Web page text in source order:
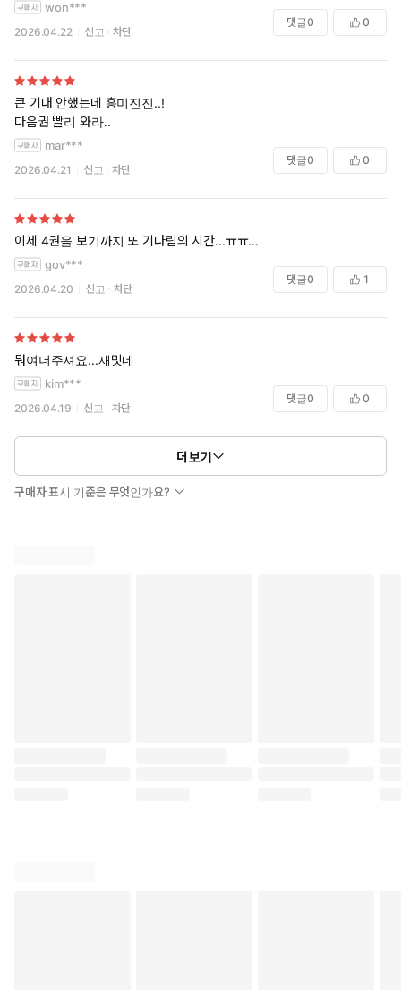
won***
2026.04.22 신고 차단
댓글0 0
큰 기대 안했는데 흥미진진..!
다음권 빨리 와라..
mar***
2026.04.21 신고 차단
댓글0 0
이제 4권을 보기까지 또 기다림의 시간...ㅠㅠ...
gov***
2026.04.20 신고 차단
댓글0 1
뭐여더주셔요...재밋네
kim***
2026.04.19 신고 차단
댓글0 0
더보기
구매자 표시 기준은 무엇인가요?